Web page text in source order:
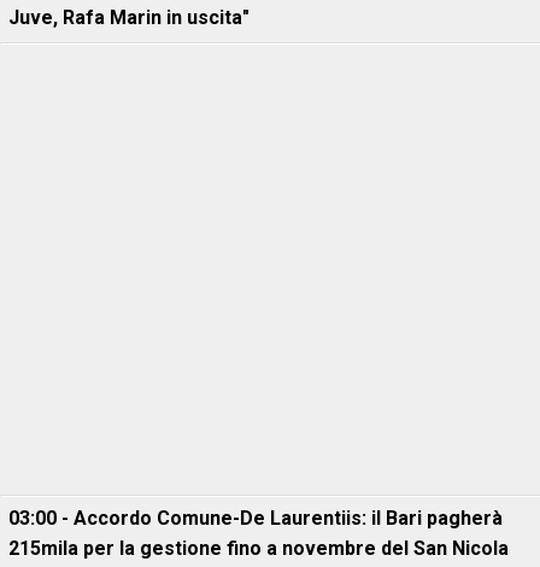
Juve, Rafa Marin in uscita"
03:00 - Accordo Comune-De Laurentiis: il Bari pagherà
215mila per la gestione fino a novembre del San Nicola